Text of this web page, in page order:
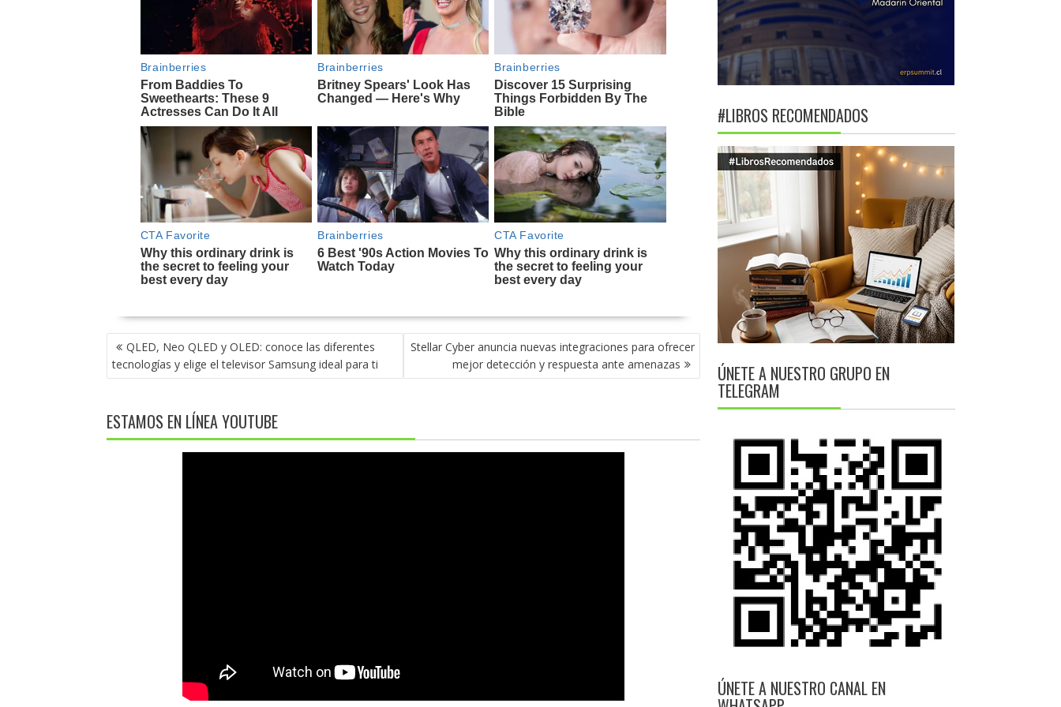
NAVEGACIÓN
DE
ENTRADAS
QLED, Neo QLED y OLED: conoce las diferentes
tecnologías y elige el televisor Samsung ideal para ti
Stellar Cyber anuncia nuevas integraciones para ofrecer
mejor detección y respuesta ante amenazas
ESTAMOS EN LÍNEA YOUTUBE
#LIBROS RECOMENDADOS
ÚNETE A NUESTRO GRUPO EN
TELEGRAM
ÚNETE A NUESTRO CANAL EN